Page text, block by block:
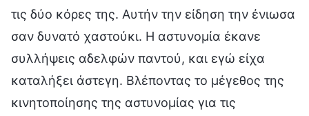
τις δύο κόρες της. Αυτήν την είδηση την ένιωσα
σαν δυνατό χαστούκι. Η αστυνομία έκανε
συλλήψεις αδελφών παντού, και εγώ είχα
καταλήξει άστεγη. Βλέποντας το μέγεθος της
κινητοποίησης της αστυνομίας για τις